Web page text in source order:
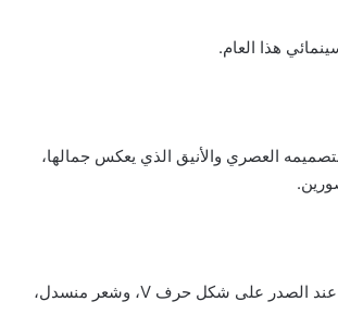
هذا العام.
العصري والأنيق الذي يعكس جمالها،
كما أطلت نسرين في يوم آخر بفستان أصفر مبهج يتميز بتصميم بسيط ومفتوح عند الصدر على شكل حرف V، وشعر منسدل،